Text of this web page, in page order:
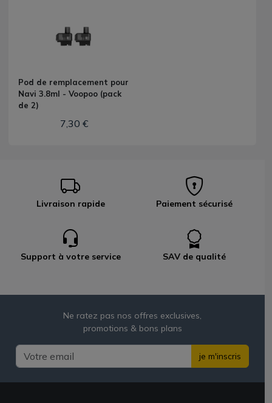
Pod de remplacement pour
Navi 3.8ml - Voopoo (pack
de 2)
7,30 €
Livraison rapide Paiement sécurisé
Support à votre service SAV de qualité
Ne ratez pas nos offres exclusives,
promotions & bons plans
je m'inscris